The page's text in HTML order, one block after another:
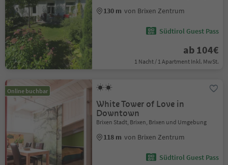
130 m von Brixen Zentrum
Südtirol Guest Pass
ab 104€
1 Nacht / 1 Apartment Inkl. MwSt.
Online buchbar
White Tower of Love in
Downtown
Brixen Stadt, Brixen, Brixen und Umgebung
118 m von Brixen Zentrum
Südtirol Guest Pass